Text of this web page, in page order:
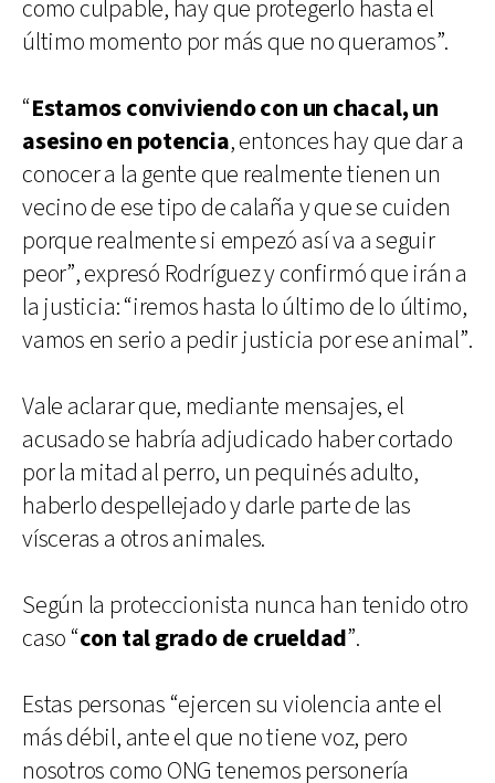
como culpable, hay que protegerlo hasta el
último momento por más que no queramos”.
“Estamos conviviendo con un chacal, un
asesino en potencia, entonces hay que dar a
conocer a la gente que realmente tienen un
vecino de ese tipo de calaña y que se cuiden
porque realmente si empezó así va a seguir
peor”, expresó Rodríguez y confirmó que irán a
la justicia: “iremos hasta lo último de lo último,
vamos en serio a pedir justicia por ese animal”.
Vale aclarar que, mediante mensajes, el
acusado se habría adjudicado haber cortado
por la mitad al perro, un pequinés adulto,
haberlo despellejado y darle parte de las
vísceras a otros animales.
Según la proteccionista nunca han tenido otro
caso “con tal grado de crueldad”.
Estas personas “ejercen su violencia ante el
más débil, ante el que no tiene voz, pero
nosotros como ONG tenemos personería